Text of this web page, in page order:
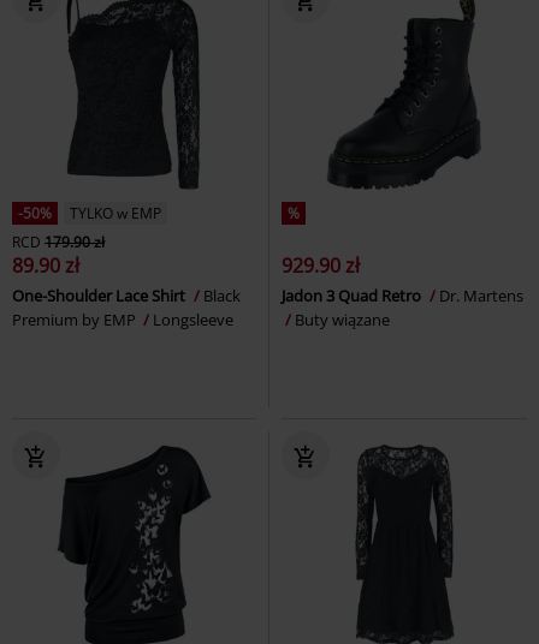
-50%
TYLKO w EMP
RCD 179.90 zł
89.90 zł
One-Shoulder Lace Shirt
Black
Premium by EMP
Longsleeve
%
929.90 zł
Jadon 3 Quad Retro
Dr. Martens
Buty wiązane